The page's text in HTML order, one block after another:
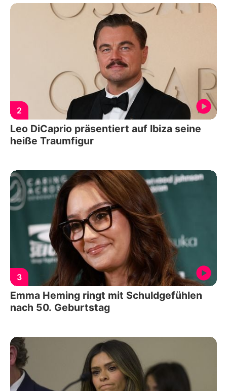
2
Leo DiCaprio präsentiert auf Ibiza seine
heiße Traumfigur
3
Emma Heming ringt mit Schuldgefühlen
nach 50. Geburtstag